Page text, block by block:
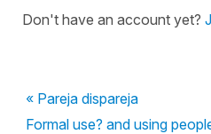
Don't have an account yet?
« Pareja dispareja
Formal use? and using